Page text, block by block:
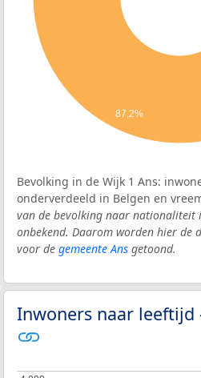
87,2%
Bevolking in de Wijk 1 Ans:
onderverdeeld in Belgen en
van de bevolking naar nationaliteit
onbekend. Daarom worden hier de
voor de gemeente Ans getoond.
Inwoners naar leeftijd